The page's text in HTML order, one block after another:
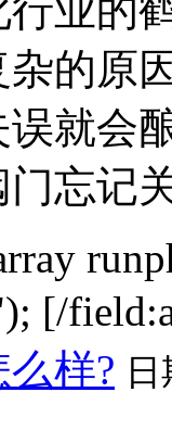
行业的
杂的原
误就会
忘记
[/
样? 日